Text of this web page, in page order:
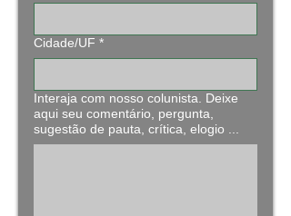
Cidade/UF *
Interaja com nosso colunista. Deixe
aqui seu comentário, pergunta,
sugestão de pauta, crítica, elogio ...